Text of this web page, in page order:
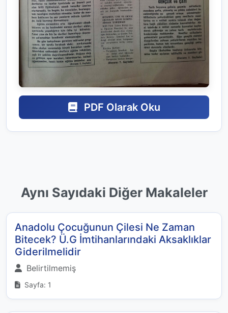
PDF Olarak Oku
Aynı Sayıdaki Diğer Makaleler
Anadolu Çocuğunun Çilesi Ne Zaman
Bitecek? Ü.G İmtihanlarındaki Aksaklıklar
Giderilmelidir
Belirtilmemiş
Sayfa: 1